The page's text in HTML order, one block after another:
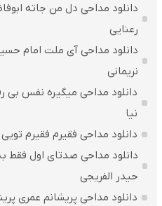
دانلود مداحی دل من جاته
رعنایی
دانلود مداحی آی ملت امام
نریمانی
دانلود مداحی میگیره نفس بی
نیا
دانلود مداحی فقیرم فقیرم
دانلود مداحی صدتای اول
حیدر الفریجی
دانلود مداحی پریشانم عمری